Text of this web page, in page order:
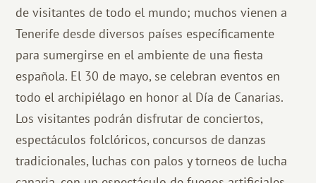
de visitantes de todo el mundo; muchos vienen a
Tenerife desde diversos países específicamente
para sumergirse en el ambiente de una fiesta
española. El 30 de mayo, se celebran eventos en
todo el archipiélago en honor al Día de Canarias.
Los visitantes podrán disfrutar de conciertos,
espectáculos folclóricos, concursos de danzas
tradicionales, luchas con palos y torneos de lucha